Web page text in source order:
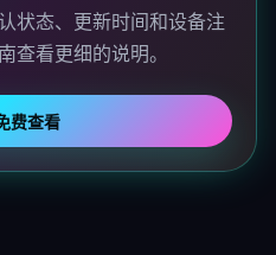
状态、更新时间和设备注
查看更细的说明。
费查看